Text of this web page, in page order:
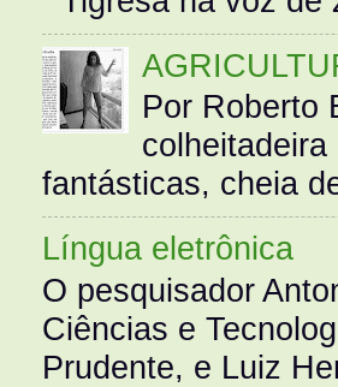
Por Roberto
fantásticas, cheia
Língua eletrônica
O pesquisador
Ciências e
Prudente, e Luiz